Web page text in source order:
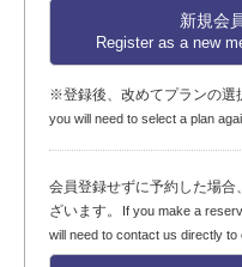
新規会
Register as a new
※登録後、改めてプランの選
you will need to select a plan
会員登録せずに予約した場
ざいます。
If you make a
will need to contact us directly to